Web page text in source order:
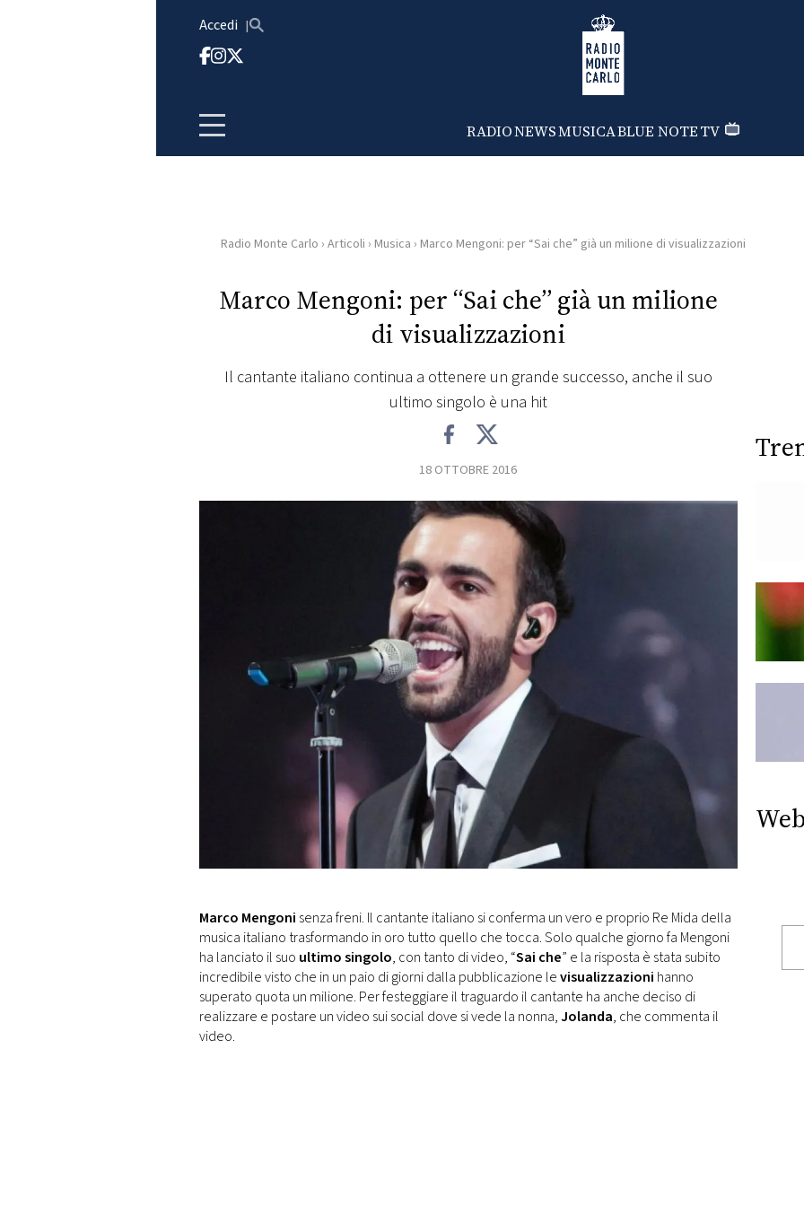
Accedi Radio Monte Carlo
RADIONEWSMUSICABLUE NOTETV
HOME
RADIO
RADIO
Radio Monte Carlo › Articoli › Musica › Marco Mengoni: per “Sai che” già un milione di visualizzazioni
Marco Mengoni: per “Sai che” già un milione
di visualizzazioni
Il cantante italiano continua a ottenere un grande successo, anche il suo
ultimo singolo è una hit
18 OTTOBRE 2016
Marco Mengoni senza freni. Il cantante italiano si conferma un vero e proprio Re Mida della
musica italiano trasformando in oro tutto quello che tocca. Solo qualche giorno fa Mengoni
ha lanciato il suo ultimo singolo, con tanto di video, “Sai che” e la risposta è stata subito
incredibile visto che in un paio di giorni dalla pubblicazione levisualizzazioni hanno
superato quota un milione. Per festeggiare il traguardo il cantante ha anche deciso di
realizzare e postare un video sui social dove si vede la nonna,Jolanda, che commenta il
video.